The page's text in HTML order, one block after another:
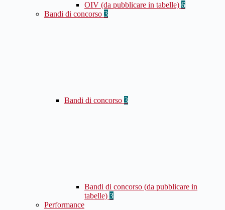
OIV (da pubblicare in tabelle) 6
Bandi di concorso 3
Bandi di concorso 3
Bandi di concorso (da pubblicare in
tabelle) 3
Performance